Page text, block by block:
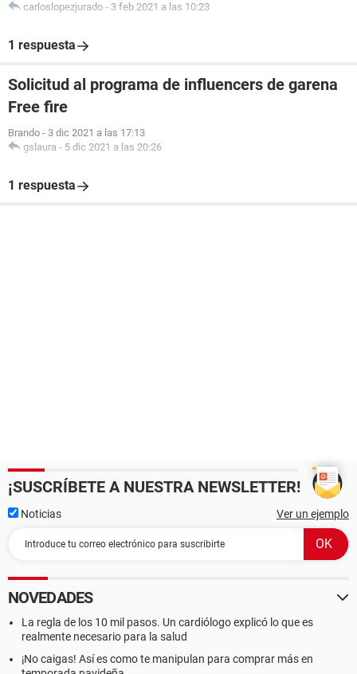
carloslopezjurado - 3 feb 2021 a las 10:23
1 respuesta
Solicitud al programa de influencers de garena
Free fire
Brando - 3 dic 2021 a las 17:13
gslaura - 5 dic 2021 a las 20:26
1 respuesta
¡SUSCRÍBETE A NUESTRA NEWSLETTER!
Noticias Ver un ejemplo
NOVEDADES
La regla de los 10 mil pasos. Un cardiólogo explicó lo que es
realmente necesario para la salud
¡No caigas! Así es como te manipulan para comprar más en